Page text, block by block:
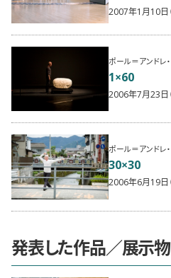
2007年1月10日
ポール＝アンドレ
1×60
2006年7月23日
ポール＝アンドレ
30×30
2006年6月19日
発表した作品／展示物